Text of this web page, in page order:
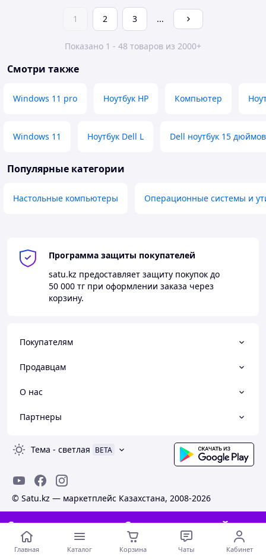
1 2 3 ...
Показано 1 - 48 товаров из 2000+
Смотри также
Windows 11 pro Ноутбук HP Компьютер
Windows 11 Ноутбук Dell L Dell ноутбук 15
Популярные категории
Настольные компьютеры Операционные системы и
Программа защиты покупателей
satu.kz предоставляет защиту покупок до
50 000 тг при оформлении заказа через
корзину.
Покупателям
Продавцам
О нас
Партнеры
Тема - светлая BETA
© Satu.kz — маркетплейс Казахстана, 2008-2026
Стать продавцом на Сату и создать сайт
бесплатно
Главная Каталог Корзина Чаты Кабинет